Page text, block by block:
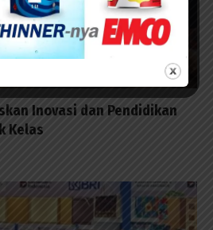
Inovasi dan Pendidikan
Kelas